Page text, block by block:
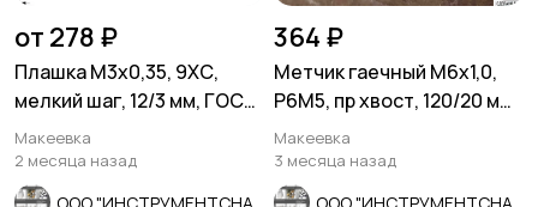
от 278 ₽
Плашка М3х0,35, 9ХС,
мелкий шаг, 12/3 мм, ГОСТ
7740-71, сделано в СССР
Макеевка
2 месяца назад
364 ₽
Метчик гаечный М6х1,0,
Р6М5, пр хвост, 120/20 мм,
осн шаг, 2640-0053,
СССР.
Макеевка
3 месяца назад